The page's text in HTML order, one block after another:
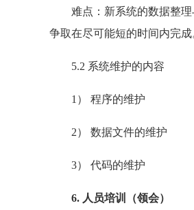
难点：新系统的数据整理
争取在尽可能短的时间内完成
5.2 系统维护的内容
1） 程序的维护
2） 数据文件的维护
3） 代码的维护
6. 人员培训（领会）